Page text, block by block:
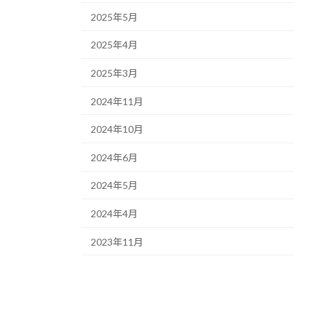
2025年5月
2025年4月
2025年3月
2024年11月
2024年10月
2024年6月
2024年5月
2024年4月
2023年11月